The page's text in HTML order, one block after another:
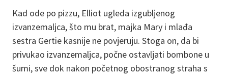
Kad ode po pizzu, Elliot ugleda izgubljenog
izvanzemaljca, što mu brat, majka Mary i mlađa
sestra Gertie kasnije ne povjeruju. Stoga on, da bi
privukao izvanzemaljca, počne ostavljati bombone u
šumi, sve dok nakon početnog obostranog straha s